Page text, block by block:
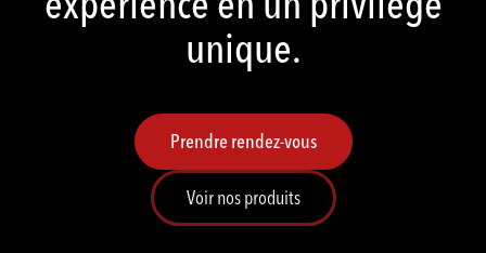
unique.
Prendre rendez-vous
Voir nos produits